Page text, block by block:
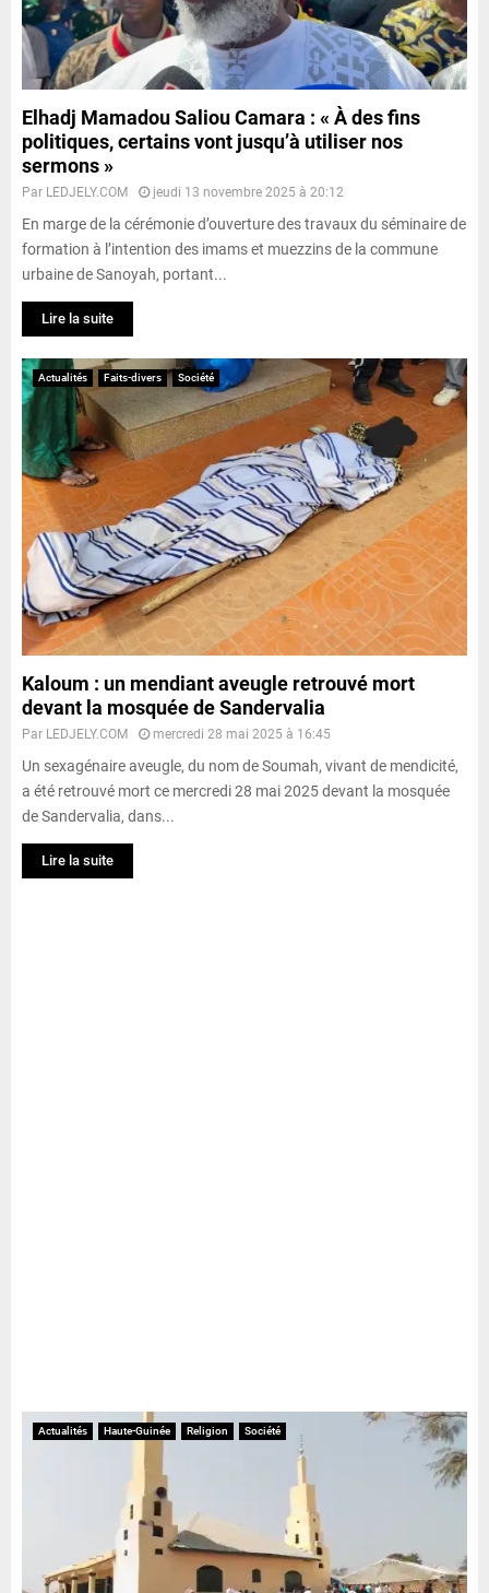
Elhadj Mamadou Saliou Camara : « À des fins
politiques, certains vont jusqu’à utiliser nos
sermons »
Par LEDJELY.COM jeudi 13 novembre 2025 à 20:12
En marge de la cérémonie d’ouverture des travaux du séminaire de
formation à l’intention des imams et muezzins de la commune
urbaine de Sanoyah, portant...
Lire la suite
Actualités Faits-divers Société
Kaloum : un mendiant aveugle retrouvé mort
devant la mosquée de Sandervalia
Par LEDJELY.COM mercredi 28 mai 2025 à 16:45
Un sexagénaire aveugle, du nom de Soumah, vivant de mendicité,
a été retrouvé mort ce mercredi 28 mai 2025 devant la mosquée
de Sandervalia, dans...
Lire la suite
Actualités Haute-Guinée Religion Société